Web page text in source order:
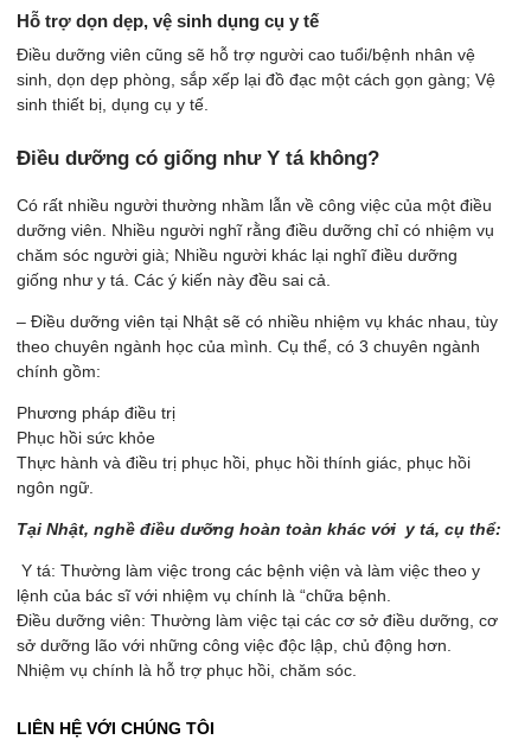
Hỗ trợ dọn dẹp, vệ sinh dụng cụ y tế
Điều dưỡng viên cũng sẽ hỗ trợ người cao tuổi/bệnh nhân vệ
sinh, dọn dẹp phòng, sắp xếp lại đồ đạc một cách gọn gàng; Vệ
sinh thiết bị, dụng cụ y tế.
Điều dưỡng có giống như Y tá không?
Có rất nhiều người thường nhầm lẫn về công việc của một điều
dưỡng viên. Nhiều người nghĩ rằng điều dưỡng chỉ có nhiệm vụ
chăm sóc người già; Nhiều người khác lại nghĩ điều dưỡng
giống như y tá. Các ý kiến này đều sai cả.
– Điều dưỡng viên tại Nhật sẽ có nhiều nhiệm vụ khác nhau, tùy
theo chuyên ngành học của mình. Cụ thể, có 3 chuyên ngành
chính gồm:
Phương pháp điều trị
Phục hồi sức khỏe
Thực hành và điều trị phục hồi, phục hồi thính giác, phục hồi
ngôn ngữ.
Tại Nhật, nghề điều dưỡng hoàn toàn khác với y tá, cụ thể:
Y tá: Thường làm việc trong các bệnh viện và làm việc theo y
lệnh của bác sĩ với nhiệm vụ chính là “chữa bệnh.
Điều dưỡng viên: Thường làm việc tại các cơ sở điều dưỡng, cơ
sở dưỡng lão với những công việc độc lập, chủ động hơn.
Nhiệm vụ chính là hỗ trợ phục hồi, chăm sóc.
LIÊN HỆ VỚI CHÚNG TÔI